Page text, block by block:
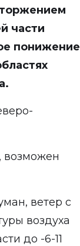
части
понижение
возможен
ветер с
воздуха
до -6-11